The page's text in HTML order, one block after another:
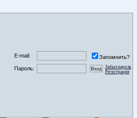
E-mail:
Запомнить?
Пароль:
Забыл пароль
Регистрация